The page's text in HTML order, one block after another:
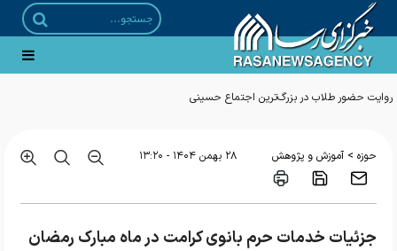
حوزه > آموزش و پژوهش ۲۸ بهمن ۱۴۰۴ - ۱۳:۲۰
جزئیات خدمات حرم بانوی کرامت در ماه مبارک رمضان